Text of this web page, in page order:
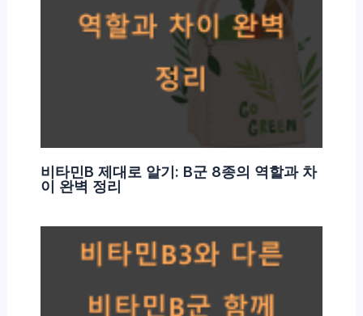
비타민B 제대로 알기: B군 8종의 역할과 차
이 완벽 정리